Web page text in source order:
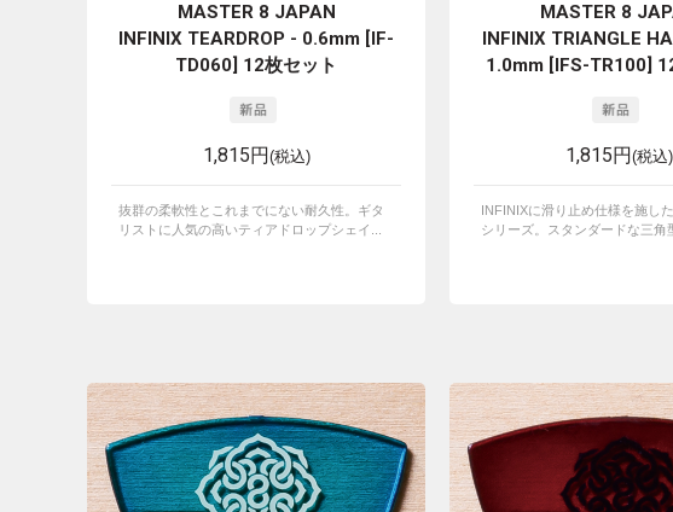
MASTER 8 JAPAN
INFINIX TEARDROP - 0.6mm [IF-
TD060] 12枚セット
1,815円(税込)
抜群の柔軟性とこれまでにない耐久性。ギタ
リストに人気の高いティアドロップシェイ...
MASTER 8
INFINIX TRIANGLE
1.0mm [IFS-TR100]
1,815円(税込)
INFINIXに滑り止め仕様を施し
シリーズ。スタンダードな三角